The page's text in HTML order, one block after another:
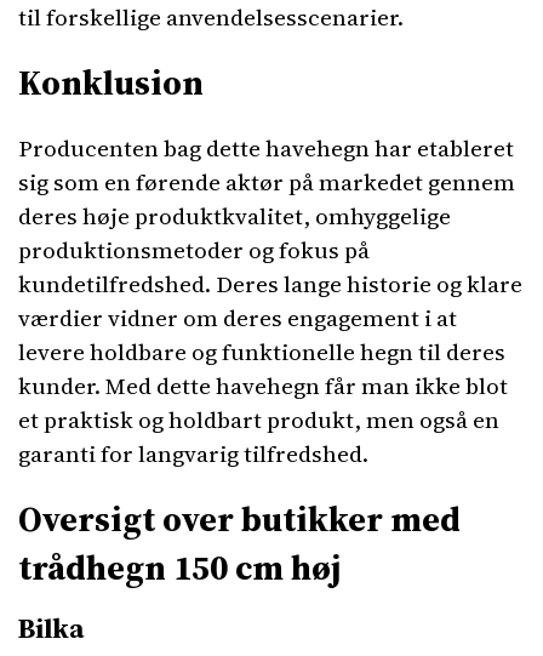
til forskellige anvendelsesscenarier.
Konklusion
Producenten bag dette havehegn har etableret
sig som en førende aktør på markedet gennem
deres høje produktkvalitet, omhyggelige
produktionsmetoder og fokus på
kundetilfredshed. Deres lange historie og klare
værdier vidner om deres engagement i at
levere holdbare og funktionelle hegn til deres
kunder. Med dette havehegn får man ikke blot
et praktisk og holdbart produkt, men også en
garanti for langvarig tilfredshed.
Oversigt over butikker med
trådhegn 150 cm høj
Bilka